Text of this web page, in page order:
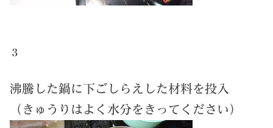
３
沸騰した鍋に下ごしらえした材料を投入
（きゅうりはよく水分をきってください）